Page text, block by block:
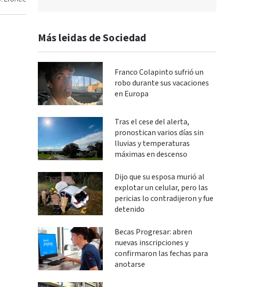
Más leidas de Sociedad
Franco Colapinto sufrió un
robo durante sus vacaciones
en Europa
Tras el cese del alerta,
pronostican varios días sin
lluvias y temperaturas
máximas en descenso
Dijo que su esposa murió al
explotar un celular, pero las
pericias lo contradijeron y fue
detenido
Becas Progresar: abren
nuevas inscripciones y
confirmaron las fechas para
anotarse